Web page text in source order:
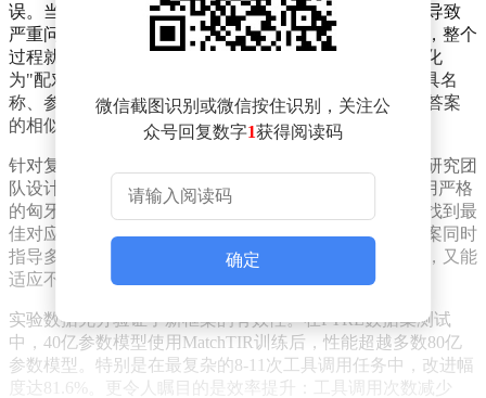
误。当AI执行多步骤工具调用任务时，这种模糊反馈会导致
严重问题：即使中间步骤存在错误，只要最终结果正确，整个
过程就会被错误强化。研究团队通过将工具使用评估转化
为"配对游戏"，创造性地解决了这一难题。系统会从工具名
称、参数名称、参数内容三个维度，计算AI调用与标准答案
的相似度，形成0-1分的精确评分。
针对复杂任务中预测序列与标准答案长度不一的挑战，研究团
队设计了"硬分配"与"软分配"两种匹配策略。硬分配采用严格
的匈牙利算法实现一对一匹配，确保每个工具调用都能找到最
佳对应；软分配则基于最优传输理论，允许一个标准答案同时
指导多个相近预测。这种双重机制既能保证评估准确性，又能
适应不同场景需求，为AI提供细致入微的反馈信号。
实验数据充分验证了新框架的有效性。在FTRL数据集测试
中，40亿参数模型使用MatchTIR训练后，性能超越多数80亿
参数模型。特别是在最复杂的8-11次工具调用任务中，改进幅
度达81.6%。更令人瞩目的是效率提升：工具调用次数减少
微信截图识别或微信按住识别，关注公
众号回复数字1获得阅读码
确定